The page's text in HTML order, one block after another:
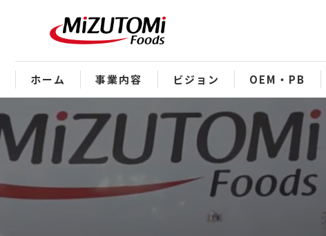
ホーム 事業内容 ビジョン OEM・PB